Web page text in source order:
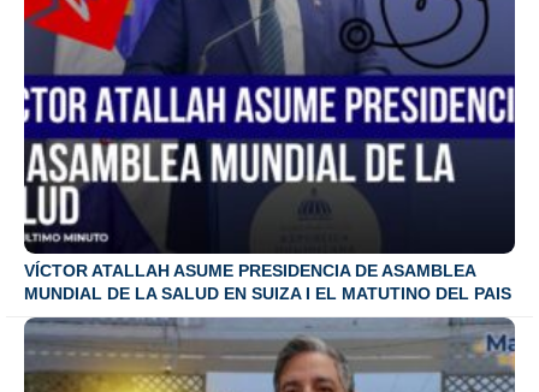
VÍCTOR ATALLAH ASUME PRESIDENCIA DE ASAMBLEA
MUNDIAL DE LA SALUD EN SUIZA I EL MATUTINO DEL PAIS